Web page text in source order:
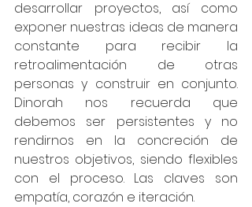
desarrollar proyectos, así como
exponer nuestras ideas de manera
constante para recibir la
retroalimentación de otras
personas y construir en conjunto.
Dinorah nos recuerda que
debemos ser persistentes y no
rendirnos en la concreción de
nuestros objetivos, siendo flexibles
con el proceso. Las claves son
empatía, corazón e iteración.